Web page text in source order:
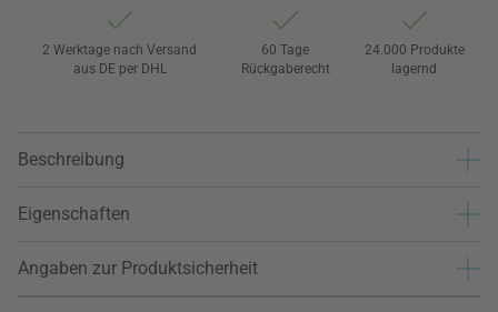
2 Werktage nach Versand
aus DE per DHL
60 Tage
Rückgaberecht
24.000 Produkte
lagernd
Beschreibung
Eigenschaften
Angaben zur Produktsicherheit